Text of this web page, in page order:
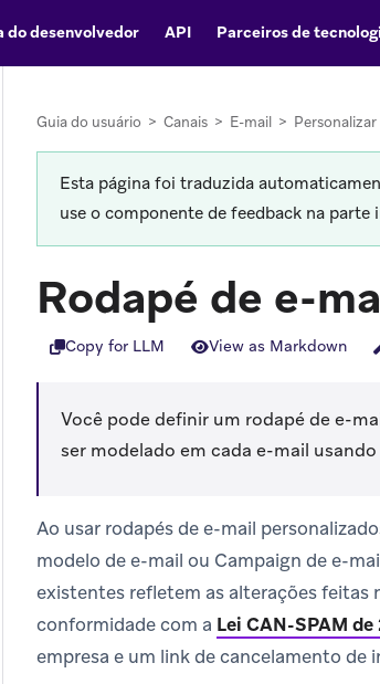
do desenvolvedor API Parceiros de
Guia do usuário > Canais > E-mail > Personalizar
Esta página foi traduzida
use o componente de feedback na
Rodapé de e-
Copy for LLM View as Markdown
Você pode definir um rodapé de e-
ser modelado em cada e-mail
Ao usar rodapés de e-mail
modelo de e-mail ou Campaign de e-
existentes refletem as alterações feitas
conformidade com a Lei CAN-SPAM
empresa e um link de cancelamento de